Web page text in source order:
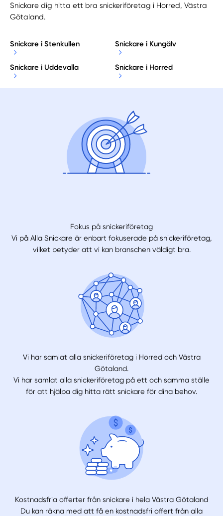
Snickare dig hitta ett bra snickeriföretag i Horred, Västra
Götaland.
Snickare i Stenkullen Snickare i Kungälv
Snickare i Uddevalla Snickare i Horred
Fokus på snickeriföretag
Vi på Alla Snickare är enbart fokuserade på snickeriföretag,
vilket betyder att vi kan branschen väldigt bra.
Vi har samlat alla snickeriföretag i Horred och Västra
Götaland.
Vi har samlat alla snickeriföretag på ett och samma ställe
för att hjälpa dig hitta rätt snickare för dina behov.
Kostnadsfria offerter från snickare i hela Västra Götaland
Du kan räkna med att få en kostnadsfri offert från alla